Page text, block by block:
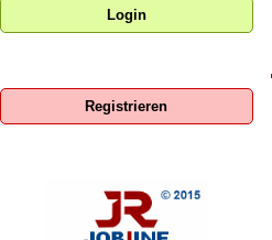
Login
Registrieren